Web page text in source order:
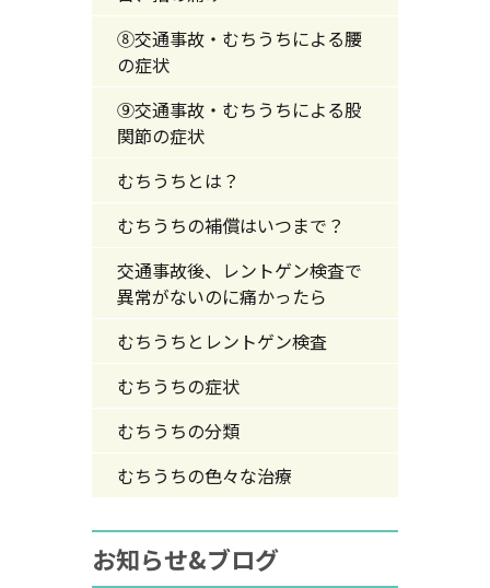
⑧交通事故・むちうちによる腰
の症状
⑨交通事故・むちうちによる股
関節の症状
むちうちとは？
むちうちの補償はいつまで？
交通事故後、レントゲン検査で
異常がないのに痛かったら
むちうちとレントゲン検査
むちうちの症状
むちうちの分類
むちうちの色々な治療
お知らせ&ブログ